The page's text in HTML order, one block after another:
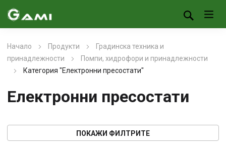
Начало Продукти
Градинска техника и
принадлежности
Помпи, хидрофори и принадлежности
Категория "Електронни пресостати"
Електронни пресостати
ПОКАЖИ ФИЛТРИТЕ